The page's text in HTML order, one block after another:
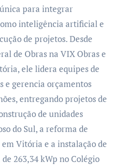
para integrar
inteligência artificial e
de projetos. Desde
de Obras na VIX Obras e
ele lidera equipes de
e gerencia orçamentos
entregando projetos de
de unidades
do Sul, a reforma de
Vitória e a instalação de
263,34 kWp no Colégio